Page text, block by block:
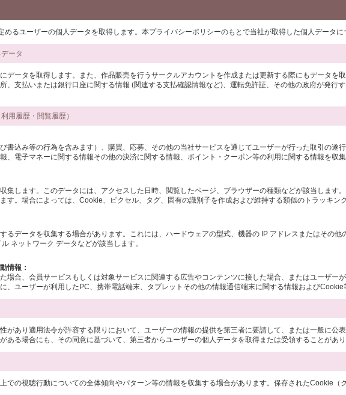
るユーザーの個人データを取得します。本プライバシーポリシーのもとで当社が取得した個人データ
ータ
データを取得します。また、作品販売を行うサークルアカウントを作成または更新する際にもデータ
、支払いまたは銀行口座に関する情報 (関連する支払確認情報など)、運転免許証、その他の政府が発
用履歴・閲覧履歴）
書込み等の行為を含みます）、購買、応募、その他の当社サービスを通じてユーザーが行った取引の
、電子マネーに関する情報その他の決済に関する情報、ポイント・クーポン等の利用に関する情報を収集
集します。このデータには、アクセスした日時、閲覧したページ、ブラウザーの種類などが該当しま
す。場合によっては、Cookie、ピクセル、タグ、固有の識別子を作成および維持する類似のトラッキン
るデータを収集する場合があります。これには、ハードウェアの型式、機器の IP アドレスまたはその
ネットワーク データなどが該当します。
情報：
場合、会員サービスもしくは対象サービスに関連する広告やコンテンツに接した場合、またはユーザー
、ユーザーが利用したPC、携帯電話端末、タブレットその他の情報通信端末に関する情報およびCookie
があり適用法令が許容する限りにおいて、ユーザーの情報の提供を第三者に要請して、または一般に
ある場合にも、その同意に基づいて、第三者からユーザーの個人データを取得または受領することがあり
での視聴行動についての全体傾向やパターン等の情報を収集する場合があります。保存されたCookie（